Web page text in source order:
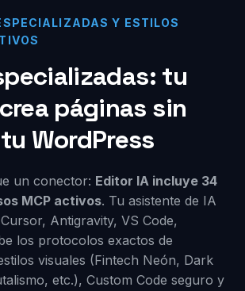
Y ESTILOS
tu
páginas sin
WordPress
un conector: Editor IA incluye 34
MCP activos. Tu asistente de IA
Antigravity, VS Code,
los protocolos exactos de
visuales (Fintech Neón, Dark
etc.), Custom Code seguro y